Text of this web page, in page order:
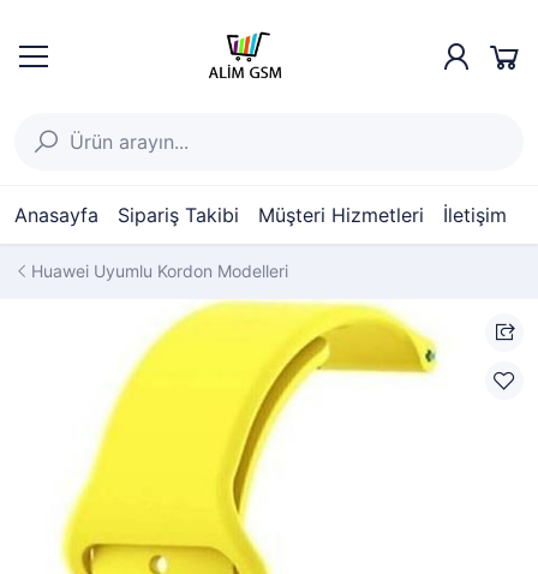
Anasayfa Sipariş Takibi Müşteri Hizmetleri İletişim
Huawei Uyumlu Kordon Modelleri